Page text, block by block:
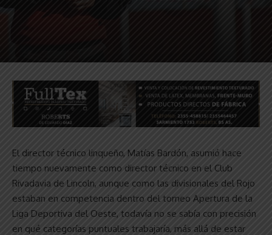
El director técnico linqueño, Matías Bardón, asumió hace
tiempo nuevamente como director técnico en el Club
Rivadavia de Lincoln, aunque como las divisionales del Rojo
estaban en competencia dentro del torneo Apertura de la
Liga Deportiva del Oeste, todavía no se sabía con precisión
en qué categorías puntuales trabajaría, más allá de estar